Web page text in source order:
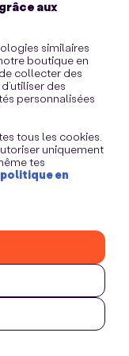
aux
similaires
boutique en
collecter des
des
personnalisées
tous les cookies.
uniquement
tes
politique en